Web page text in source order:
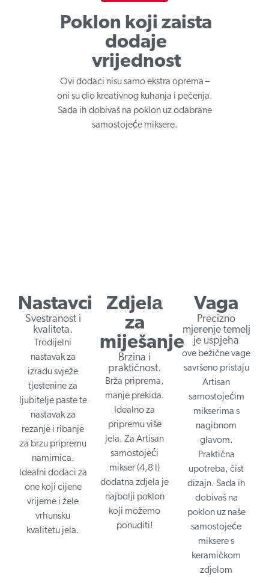
Poklon koji zaista
dodaje
vrijednost
Ovi dodaci nisu samo ekstra oprema –
oni su dio kreativnog kuhanja i pečenja.
Sada ih dobivaš na poklon uz odabrane
samostojeće miksere.
Nastavci
Svestranost i
kvaliteta.
Trodijelni
nastavak za
izradu svježe
tjestenine za
ljubitelje paste te
nastavak za
rezanje i ribanje
za brzu pripremu
namirnica.
Idealni dodaci za
one koji cijene
vrijeme i žele
vrhunsku
kvalitetu jela.
Zdjelа
za
miješanje
Brzina i
praktičnost.
Brža priprema,
manje prekida.
Idealno za
pripremu više
jela. Za Artisan
samostojeći
mikser (4,8 l)
dodatna zdjela je
najbolji poklon
koji možemo
ponuditi!
Vaga
Precizno
mjerenje temelj
je uspjeha
ove bežične vage
savršeno pristaju
Artisan
samostojećim
mikserima s
nagibnom
glavom.
Praktična
upotreba, čist
dizajn. Sada ih
dobivaš na
poklon uz naše
samostojeće
miksere s
keramičkom
zdjelom